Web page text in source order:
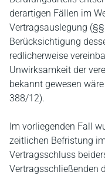
derartigen Fällen im
Vertragsauslegung
Berücksichtigung
redlicherweise
Unwirksamkeit der
bekannt gewesen
388/12).
Im vorliegenden Fall
zeitlichen Befristung
Vertragsschluss
Vertragsschließenden